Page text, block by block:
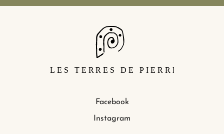
Facebook
Instagram